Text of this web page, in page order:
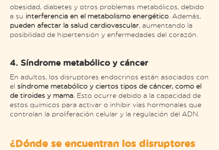
obesidad, diabetes y otros problemas metabólicos, debido
a su interferencia en el metabolismo energético . Además,
pueden afectar la salud cardiovascular, aumentando la
posibilidad de hipertensión y enfermedades del corazón.
4. Síndrome metabólico y cáncer
En adultos, los disruptores endocrinos están asociados con
el síndrome metabólico y ciertos tipos de cáncer, como el
de tiroides y mama. Esto ocurre debido a la capacidad de
estos químicos para activar o inhibir vías hormonales que
controlan la proliferación celular y la regulación del ADN.
¿Dónde se encuentran los disruptores